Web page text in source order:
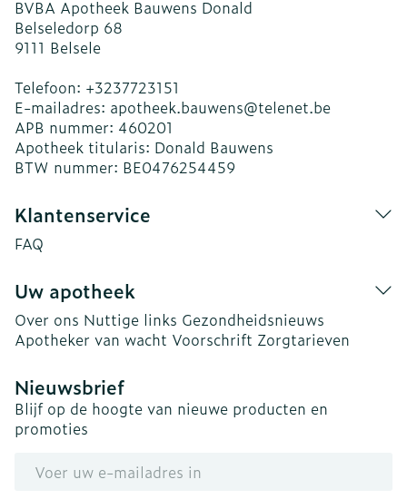
BVBA Apotheek Bauwens Donald
Belseledorp 68
9111 Belsele
Telefoon: +3237723151
E-mailadres: apotheek.bauwens@telenet.be
APB nummer: 460201
Apotheek titularis: Donald Bauwens
BTW nummer: BE0476254459
Klantenservice
FAQ
Uw apotheek
Over ons Nuttige links Gezondheidsnieuws
Apotheker van wacht Voorschrift Zorgtarieven
Nieuwsbrief
Blijf op de hoogte van nieuwe producten en
promoties